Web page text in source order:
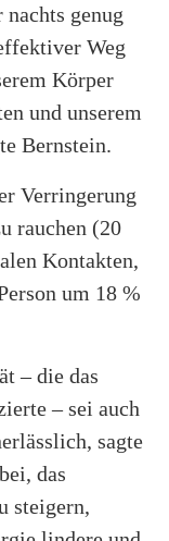
genug
Weg
Körper
und unserem
Bernstein.
Verringerung
rauchen (20
Kontakten,
um 18 %
– die das
– sei auch
sagte
das
steigern,